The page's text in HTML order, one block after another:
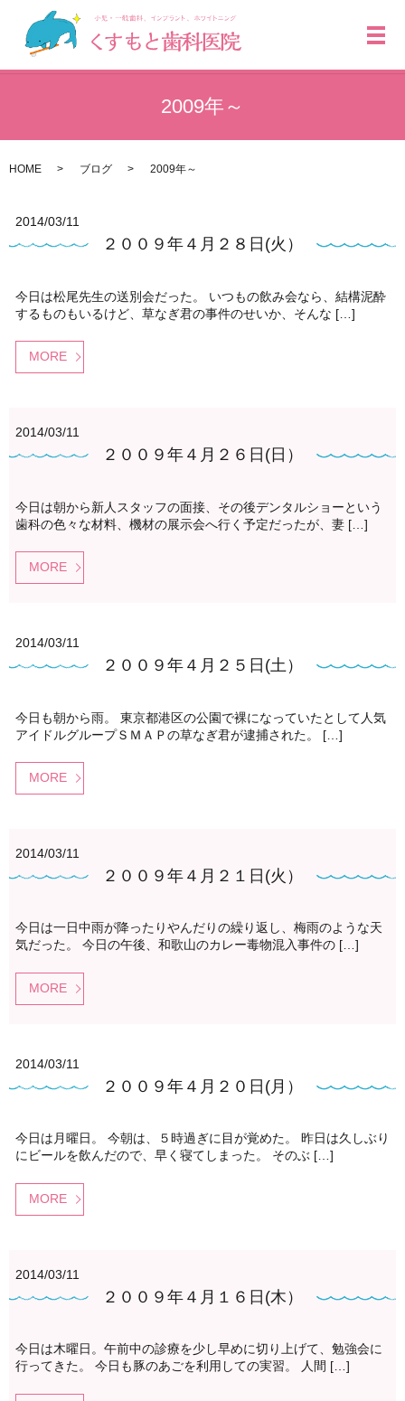
メ
2009年～
HOME ブログ 2009年～
2014/03/11
２００９年４月２８日(火）
今日は松尾先生の送別会だった。 いつもの飲み会なら、結構泥酔
するものもいるけど、草なぎ君の事件のせいか、そんな […]
MORE
2014/03/11
２００９年４月２６日(日）
今日は朝から新人スタッフの面接、その後デンタルショーという
歯科の色々な材料、機材の展示会へ行く予定だったが、妻 […]
MORE
2014/03/11
２００９年４月２５日(土）
今日も朝から雨。 東京都港区の公園で裸になっていたとして人気
アイドルグループＳＭＡＰの草なぎ君が逮捕された。 […]
MORE
2014/03/11
２００９年４月２１日(火）
今日は一日中雨が降ったりやんだりの繰り返し、梅雨のような天
気だった。 今日の午後、和歌山のカレー毒物混入事件の […]
MORE
2014/03/11
２００９年４月２０日(月）
今日は月曜日。 今朝は、５時過ぎに目が覚めた。 昨日は久しぶり
にビールを飲んだので、早く寝てしまった。 そのぶ […]
MORE
2014/03/11
２００９年４月１６日(木）
今日は木曜日。午前中の診療を少し早めに切り上げて、勉強会に
行ってきた。 今日も豚のあごを利用しての実習。 人間 […]